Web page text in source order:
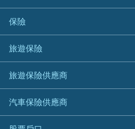
緊急貸款比較
最佳小額貸款比較
易批必批貸款
24小時貸款
最佳循環貸款
DBS 星展銀行
DSB 大新銀行
HSBC 滙豐銀行貸款
K Cash 貸款
Mox 銀行
債務重組一覽
供樓利息扣稅
最佳貸款app
電子錢包信用卡
日本遊信用卡攻略
韓國遊信用卡攻略
台灣遊信用卡攻略
機場貴賓室信用卡
HSBC滙豐銀行
Mox
信銀國際
大新銀行
恒生銀行
Standard Chartered渣打銀行
淘寶付款方式
一田購物優惠日
SOGO感謝祭
HKTVmall優惠碼
交稅優惠
酒店優惠碼
機票優惠碼
八達通自動增值信用卡
保險
旅遊保險
汽車保險
家居保險
家傭保險
寵物保險
旅遊保險
日本旅遊保險及資訊
泰國旅遊保險及資訊
台灣旅遊保險及資訊
韓國旅遊保險及資訊
旅遊保險供應商
AXA 安盛
AIG 美亞
汽車保險供應商
大新汽車保險